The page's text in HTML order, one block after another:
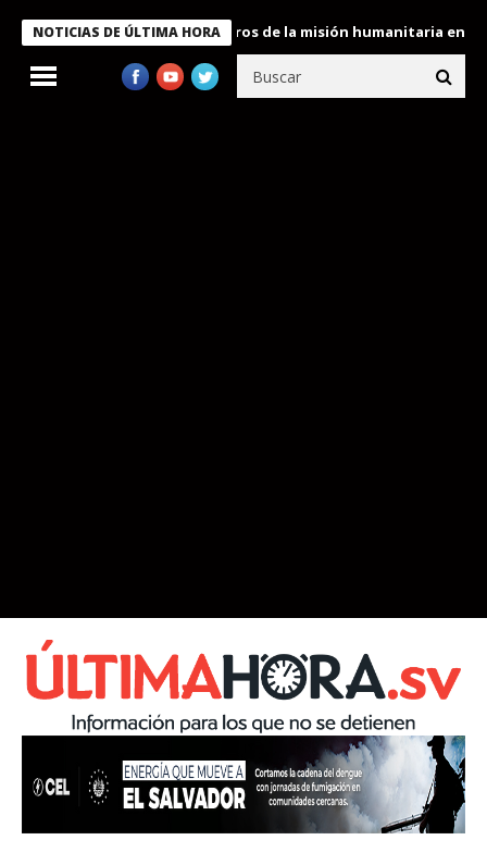
NOTICIAS DE ÚLTIMA HORA
condecora a miembros de la misión humanitaria enviada a